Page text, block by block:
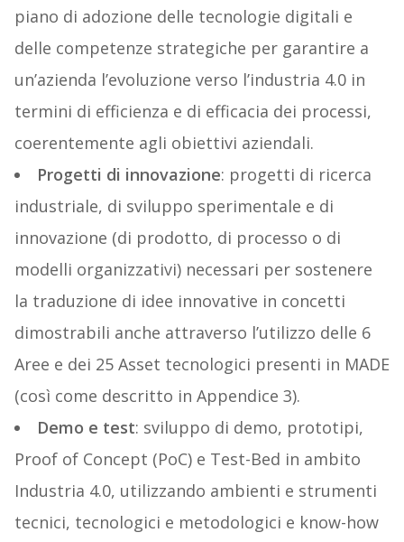
piano di adozione delle tecnologie digitali e
delle competenze strategiche per garantire a
un’azienda l’evoluzione verso l’industria 4.0 in
termini di efficienza e di efficacia dei processi,
coerentemente agli obiettivi aziendali.
Progetti di innovazione: progetti di ricerca
industriale, di sviluppo sperimentale e di
innovazione (di prodotto, di processo o di
modelli organizzativi) necessari per sostenere
la traduzione di idee innovative in concetti
dimostrabili anche attraverso l’utilizzo delle 6
Aree e dei 25 Asset tecnologici presenti in MADE
(così come descritto in Appendice 3).
Demo e test: sviluppo di demo, prototipi,
Proof of Concept (PoC) e Test-Bed in ambito
Industria 4.0, utilizzando ambienti e strumenti
tecnici, tecnologici e metodologici e know-how